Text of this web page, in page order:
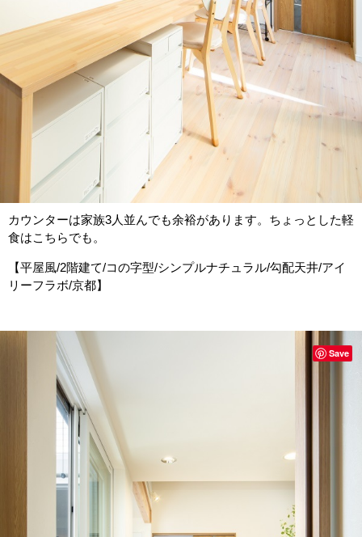
カウンターは家族3人並んでも余裕があります。ちょっとした軽
食はこちらでも。
【平屋風/2階建て/コの字型/シンプルナチュラル/勾配天井/アイ
リーフラボ/京都】
Save